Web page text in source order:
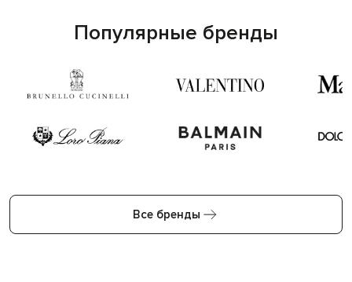
Популярные бренды
Все бренды